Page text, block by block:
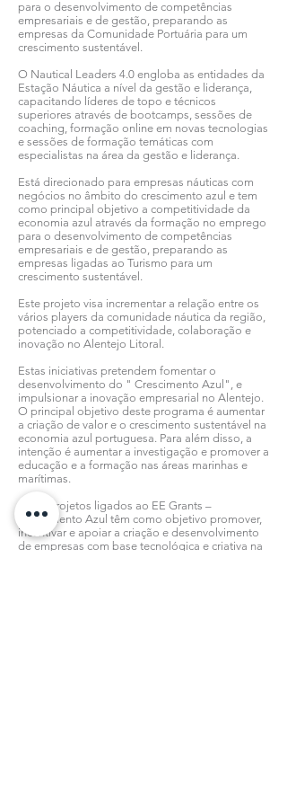
para o desenvolvimento de competências
empresariais e de gestão, preparando as
empresas da Comunidade Portuária para um
crescimento sustentável.
O Nautical Leaders 4.0 engloba as entidades da
Estação Náutica a nível da gestão e liderança,
capacitando líderes de topo e técnicos
superiores através de bootcamps, sessões de
coaching, formação online em novas tecnologias
e sessões de formação temáticas com
especialistas na área da gestão e liderança.
Está direcionado para empresas náuticas com
negócios no âmbito do crescimento azul e tem
como principal objetivo a competitividade da
economia azul através da formação no emprego
para o desenvolvimento de competências
empresariais e de gestão, preparando as
empresas ligadas ao Turismo para um
crescimento sustentável.
Este projeto visa incrementar a relação entre os
vários players da comunidade náutica da região,
potenciado a competitividade, colaboração e
inovação no Alentejo Litoral.
Estas iniciativas pretendem fomentar o
desenvolvimento do " Crescimento Azul", e
impulsionar a inovação empresarial no Alentejo.
O principal objetivo deste programa é aumentar
a criação de valor e o crescimento sustentável na
economia azul portuguesa. Para além disso, a
intenção é aumentar a investigação e promover a
educação e a formação nas áreas marinhas e
marítimas.
Estes projetos ligados ao EE Grants –
Crescimento Azul têm como objetivo promover,
incentivar e apoiar a criação e desenvolvimento
de empresas com base tecnológica e criativa na